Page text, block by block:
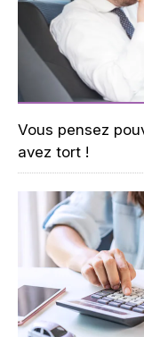
Vous pensez
avez tort !